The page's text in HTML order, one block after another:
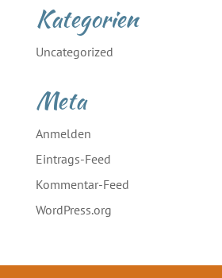
Kategorien
Uncategorized
Meta
Anmelden
Eintrags-Feed
Kommentar-Feed
WordPress.org